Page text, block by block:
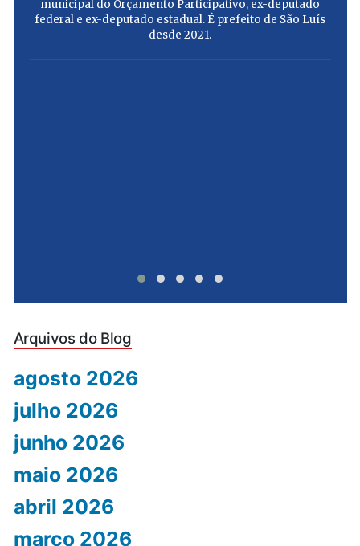
municipal do Orçamento Participativo, ex-deputado
federal e ex-deputado estadual. É prefeito de São Luís
desde 2021.
Arquivos do Blog
agosto 2026
julho 2026
junho 2026
maio 2026
abril 2026
março 2026